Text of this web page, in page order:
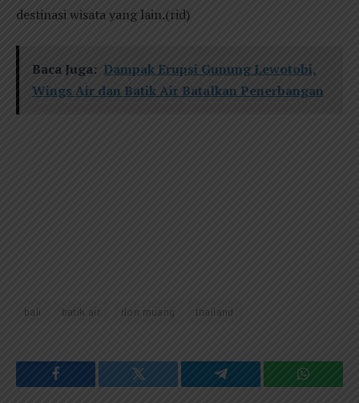
destinasi wisata yang lain.(rid)
Baca Juga: Dampak Erupsi Gunung Lewotobi,
Wings Air dan Batik Air Batalkan Penerbangan
bali batik air don muang thailand
Facebook Twitter Telegram